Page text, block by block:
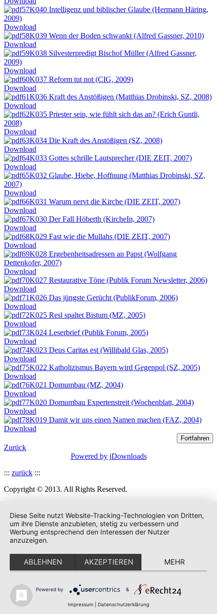
K040 Intelligenz und biblischer Glaube (Hermann Häring,
2009)
Download
K039 Wenn der Boden schwankt (Alfred Gassner, 2010)
Download
K038 Silvesterpredigt Bischof Müller (Alfred Gassner,
2009)
Download
K037 Reform tut not (CIG, 2009)
Download
K036 Kraft des Anstößigen (Matthias Drobinski, SZ, 2008)
Download
K035 Priester sein, wie fühlt sich das an? (Erich Guntli,
2008)
Download
K034 Die Kraft des Anstößigen (SZ, 2008)
Download
K033 Gottes schrille Lautsprecher (DIE ZEIT, 2007)
Download
K032 Glaube, Hiebe, Hoffnung (Matthias Drobinski, SZ,
2007)
Download
K031 Warum nervt die Kirche (DIE ZEIT, 2007)
Download
K030 Der Fall Höberth (KircheIn, 2007)
Download
K029 Fast wie die Mullahs (DIE ZEIT, 2007)
Download
K028 Ergebenheitsadressen an Papst (Wolfgang
Dettenkofer, 2007)
Download
K027 Restaurative Töne (Publik Forum Newsletter, 2006)
Download
K026 Das jüngste Gerücht (PublikForum, 2006)
Download
K025 Resl spaltet Bistum (MZ, 2005)
Download
K024 Leserbrief (Publik Forum, 2005)
Download
K023 Deus Caritas est (Willibald Glas, 2005)
Download
K022 Katholizismus Bayern wird Gegenpol (SZ, 2005)
Download
K021 Domumbau (MZ, 2004)
Download
K020 Domumbau Expertenstreit (Wochenblatt, 2004)
Download
K019 Damit wir uns einen Namen machen (FAZ, 2004)
Download
Zurück
Powered by jDownloads
::: zurück :::
Copyright © 2013. All Rights Reserved.
Diese Seite nutzt Website-Tracking-Technologien von Dritten,
um ihre Dienste anzubieten, stetig zu verbessern und
Werbung entsprechend den Interessen der Nutzer
anzuzeigen.
ABLEHNEN AKZEPTIEREN MEHR
Powered by &
Impressum Datenschutzerklärung